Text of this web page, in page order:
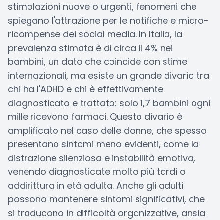
stimolazioni nuove o urgenti, fenomeni che
spiegano l'attrazione per le notifiche e micro-
ricompense dei social media. In Italia, la
prevalenza stimata è di circa il 4% nei
bambini, un dato che coincide con stime
internazionali, ma esiste un grande divario tra
chi ha l'ADHD e chi è effettivamente
diagnosticato e trattato: solo 1,7 bambini ogni
mille ricevono farmaci. Questo divario è
amplificato nel caso delle donne, che spesso
presentano sintomi meno evidenti, come la
distrazione silenziosa e instabilità emotiva,
venendo diagnosticate molto più tardi o
addirittura in età adulta. Anche gli adulti
possono mantenere sintomi significativi, che
si traducono in difficoltà organizzative, ansia